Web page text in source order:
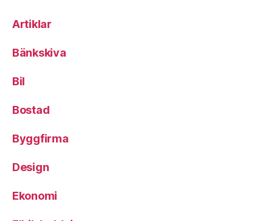
Artiklar
Bänkskiva
Bil
Bostad
Byggfirma
Design
Ekonomi